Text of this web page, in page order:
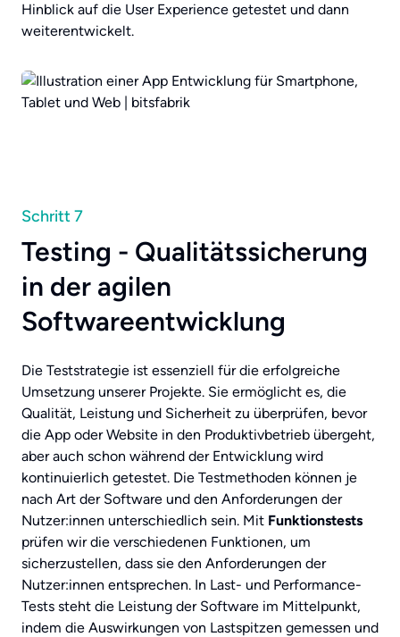
Hinblick auf die User Experience getestet und dann
weiterentwickelt.
Schritt 7
Testing - Qualitätssicherung
in der agilen
Softwareentwicklung
Die Teststrategie ist essenziell für die erfolgreiche
Umsetzung unserer Projekte. Sie ermöglicht es, die
Qualität, Leistung und Sicherheit zu überprüfen, bevor
die App oder Website in den Produktivbetrieb übergeht,
aber auch schon während der Entwicklung wird
kontinuierlich getestet. Die Testmethoden können je
nach Art der Software und den Anforderungen der
Nutzer:innen unterschiedlich sein. Mit Funktionstests
prüfen wir die verschiedenen Funktionen, um
sicherzustellen, dass sie den Anforderungen der
Nutzer:innen entsprechen. In Last- und Performance-
Tests steht die Leistung der Software im Mittelpunkt,
indem die Auswirkungen von Lastspitzen gemessen und